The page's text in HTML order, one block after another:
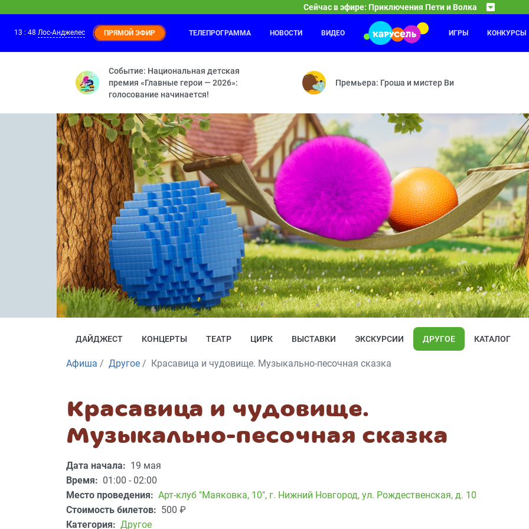
Сейчас в эфире: Приключения Пети и Волка
13:30
Приключения Пети и Волка Маша и Медведь
13 : 48 Лос-Анджелес ПРЯМОЙ ЭФИР ТЕЛЕПРОГРАММА НОВОСТИ ВИДЕО ИГРЫ КОНКУРСЫ
Событие: Национальная детская
премия «Главные герои — 2026»:
голосование начинается!
Премьера: Гроша и мистер Ви
ДАЙДЖЕСТ КОНЦЕРТЫ ТЕАТР ЦИРК ВЫСТАВКИ ЭКСКУРСИИ ДРУГОЕ КАТАЛОГ
Афиша Другое Красавица и чудовище. Музыкально-песочная сказка
Красавица и чудовище.
Музыкально-песочная сказка
Дата начала: 19 мая
Время: 01:00 - 02:00
Место проведения: Арт-клуб "Маяковка, 10", г. Нижний Новгород, ул. Рождественская, д. 10
Стоимость билетов: 500 ₽
Категория: Другое